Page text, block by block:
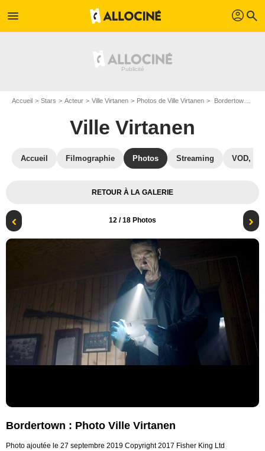
menu profil search
Accueil Stars Acteur Ville Virtanen Photos de Ville Virtanen Bordertown : Photo Ville Virtanen
Ville Virtanen
Accueil Filmographie Photos Streaming VOD,
RETOUR À LA GALERIE
12 / 18 Photos
Bordertown : Photo Ville Virtanen
Photo ajoutée le 27 septembre 2019 Copyright 2017 Fisher King Ltd